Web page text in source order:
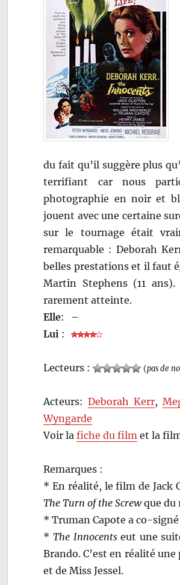
du fait qu’il suggère plus
terrifiant car nous
photographie en noir et
jouent avec une certaine
sur le tournage était
remarquable : Deborah
belles prestations et il faut
Martin Stephens (11
rarement atteinte.
Elle:
–
Lui :
Lecteurs : (pas de
Acteurs:Deborah Kerr,
Wyngarde
Voir lafiche du film et la
Remarques :
* En réalité, le film de Jack
The Turn of the Screwque du
* Truman Capote a co-
* The Innocentseut une
Brando. C’est en réalité
et de Miss Jessel.